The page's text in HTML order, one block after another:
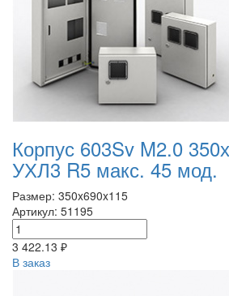
Корпус 603Sv M2.0
УХЛ3 R5 макс. 45 мод.
Размер: 350x690x115
Артикул: 51195
3 422.13 ₽
В заказ